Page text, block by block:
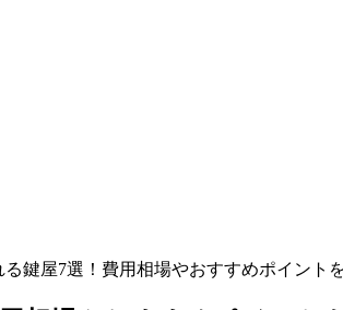
鍵屋7選！費用相場やおすすめポイント